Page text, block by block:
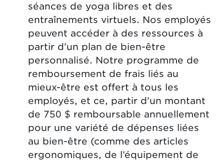
séances de yoga libres et des
entraînements virtuels. Nos employés
peuvent accéder à des ressources à
partir d’un plan de bien-être
personnalisé. Notre programme de
remboursement de frais liés au
mieux-être est offert à tous les
employés, et ce, partir d’un montant
de 750 $ remboursable annuellement
pour une variété de dépenses liées
au bien-être (comme des articles
ergonomiques, de l’équipement de